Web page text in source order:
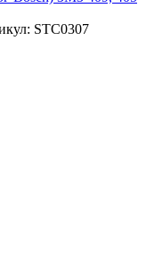
STC0307